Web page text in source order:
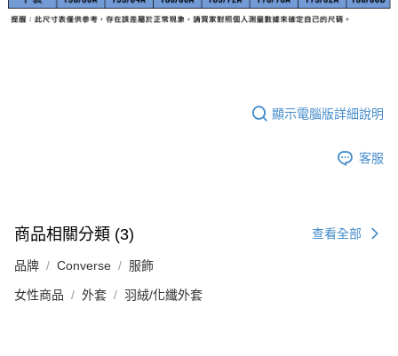
顯示電腦版詳細說明
客服
商品相關分類 (3) 查看全部
品牌 Converse 服飾
女性商品 外套 羽絨/化纖外套